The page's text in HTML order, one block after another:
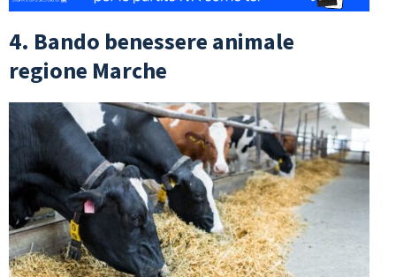
4. Bando benessere animale
regione Marche